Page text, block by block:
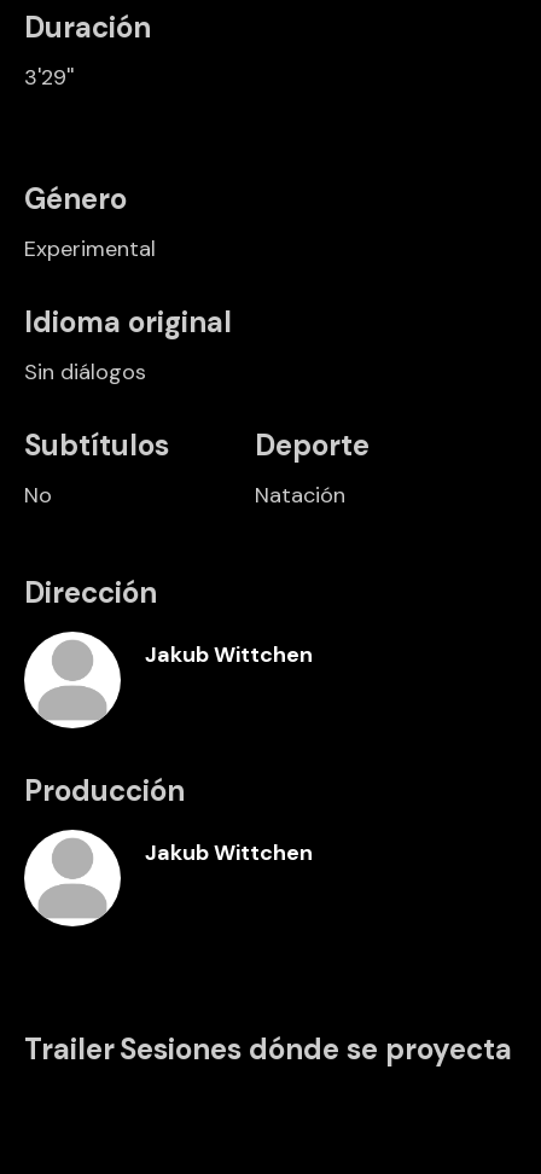
Duración
3'29''
Género
Experimental
Idioma original
Sin diálogos
Subtítulos
No
Deporte
Natación
Dirección
Jakub Wittchen
Producción
Jakub Wittchen
TrailerSesiones dónde se proyecta